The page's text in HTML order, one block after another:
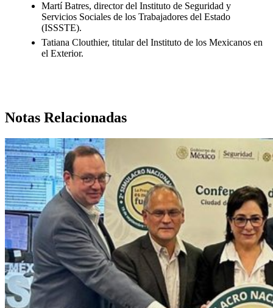
Martí Batres, director del Instituto de Seguridad y
Servicios Sociales de los Trabajadores del Estado
(ISSSTE).
Tatiana Clouthier, titular del Instituto de los Mexicanos en
el Exterior.
Notas Relacionadas